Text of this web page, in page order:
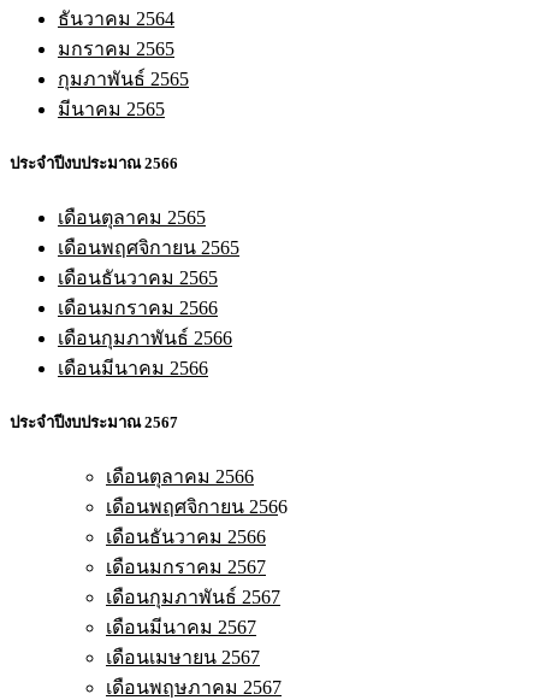
ธันวาคม 2564
มกราคม 2565
กุมภาพันธ์ 2565
มีนาคม 2565
ประจำปีงบประมาณ 2566
เดือนตุลาคม 2565
เดือนพฤศจิกายน 2565
เดือนธันวาคม 2565
เดือนมกราคม 2566
เดือนกุมภาพันธ์ 2566
เดือนมีนาคม 2566
ประจำปีงบประมาณ 2567
เดือนตุลาคม 2566
เดือนพฤศจิกายน 2566
เดือนธันวาคม 2566
เดือนมกราคม 2567
เดือนกุมภาพันธ์ 2567
เดือนมีนาคม 2567
เดือนเมษายน 2567
เดือนพฤษภาคม 2567